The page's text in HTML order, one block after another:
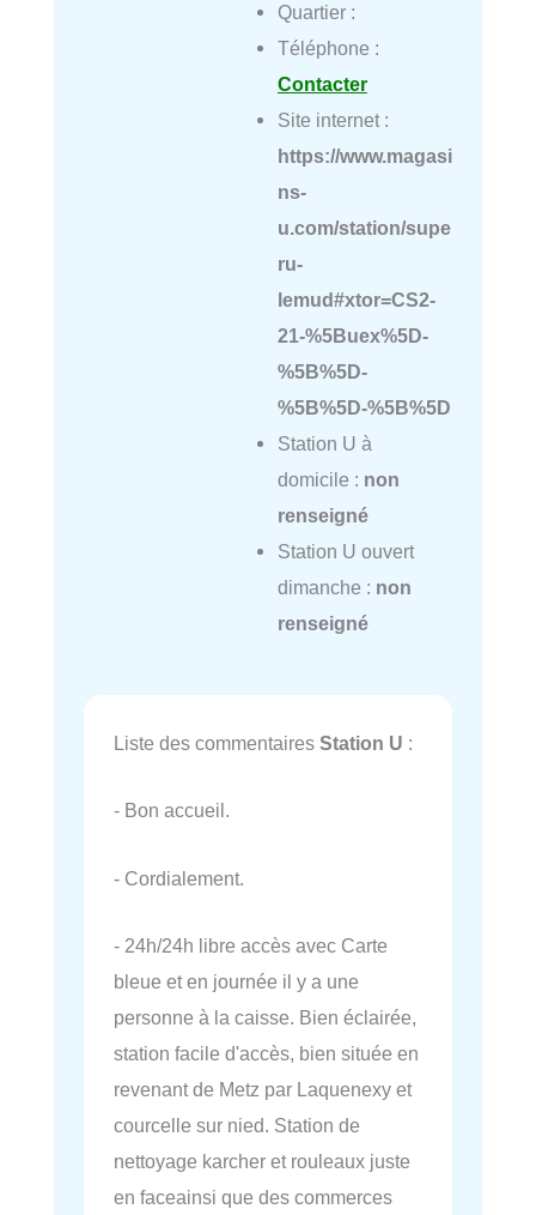
Quartier :
Téléphone :
Contacter
Site internet :
https://www.magasi
ns-
u.com/station/supe
ru-
lemud#xtor=CS2-
21-%5Buex%5D-
%5B%5D-
%5B%5D-%5B%5D
Station U à
domicile : non
renseigné
Station U ouvert
dimanche : non
renseigné
Liste des commentaires Station U :
- Bon accueil.
- Cordialement.
- 24h/24h libre accès avec Carte
bleue et en journée il y a une
personne à la caisse. Bien éclairée,
station facile d'accès, bien située en
revenant de Metz par Laquenexy et
courcelle sur nied. Station de
nettoyage karcher et rouleaux juste
en faceainsi que des commerces